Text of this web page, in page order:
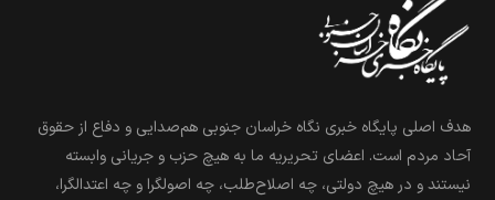
هدف اصلی پایگاه خبری نگاه خراسان جنوبی هم‌صدایی و دفاع از حقوق
آحاد مردم است. اعضای تحریریه ما به هیچ حزب و جریانی وابسته
نیستند و در هیچ دولتی، چه اصلاح‌طلب، چه اصولگرا و چه اعتدالگرا،